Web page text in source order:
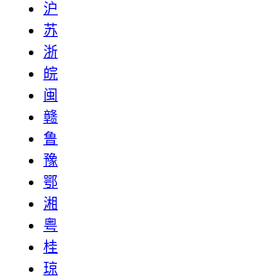
沪
苏
浙
皖
闽
赣
鲁
豫
鄂
湘
粤
桂
琼